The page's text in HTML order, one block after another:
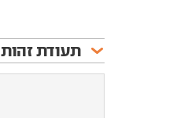
תעודת זהות